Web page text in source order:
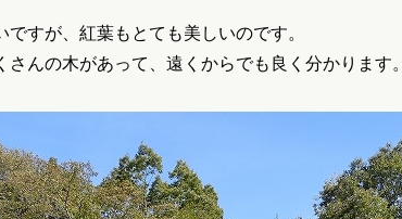
すが、紅葉もとても美しいのです。
んの木があって、遠くからでも良く分かります。